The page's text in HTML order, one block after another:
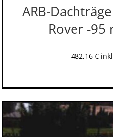
ARB-
Rover -95
482,16 €